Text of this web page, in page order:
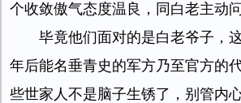
个收敛傲气态度温良，同白老主动问
毕竟他们面对的是白老爷子，
年后能名垂青史的军方乃至官方的
些世家人不是脑子生锈了，别管内